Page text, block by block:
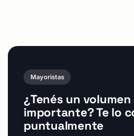
Mayoristas
¿Tenés un volumen
importante? Te lo
puntualmente